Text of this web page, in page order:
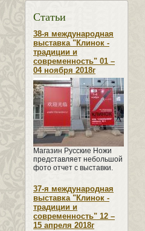
Статьи
38-я международная
выставка "Клинок -
традиции и
современность" 01 –
04 ноября 2018г
Магазин Русские Ножи
представляет небольшой
фото отчет с выставки.
37-я международная
выставка "Клинок -
традиции и
современность" 12 –
15 апреля 2018г